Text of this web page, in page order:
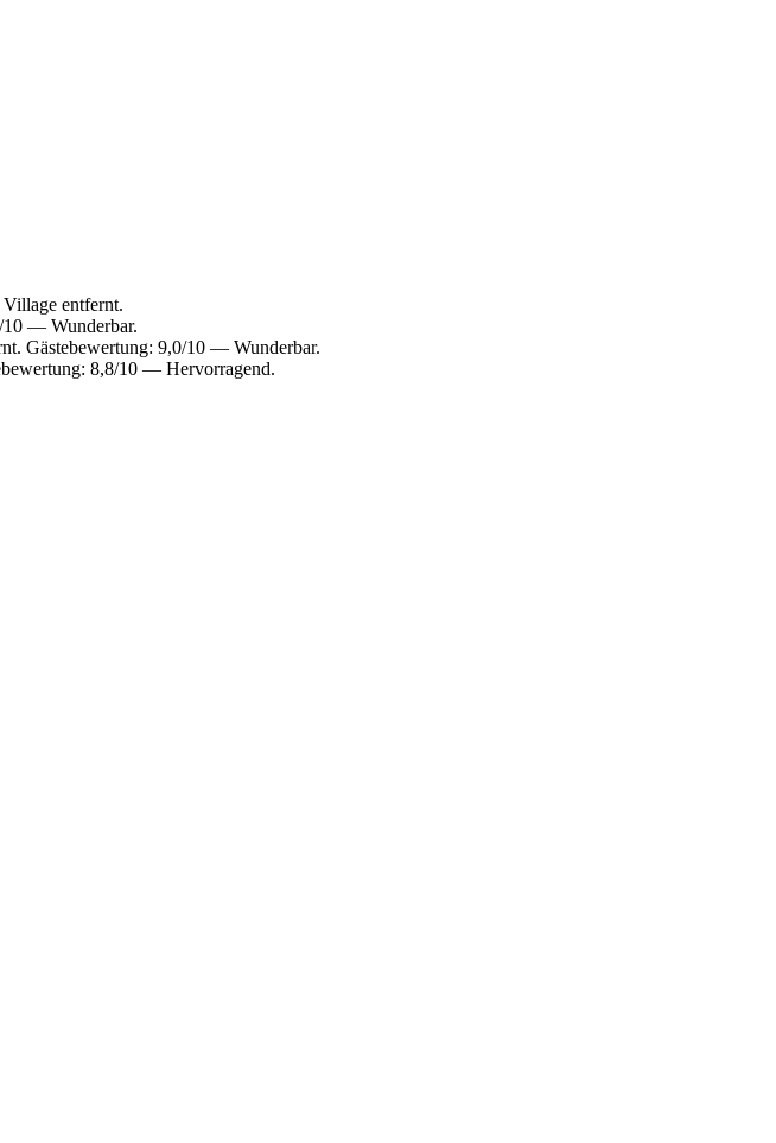
entfernt.
10 — Wunderbar.
Gästebewertung: 9,0/10 — Wunderbar.
8,8/10 — Hervorragend.